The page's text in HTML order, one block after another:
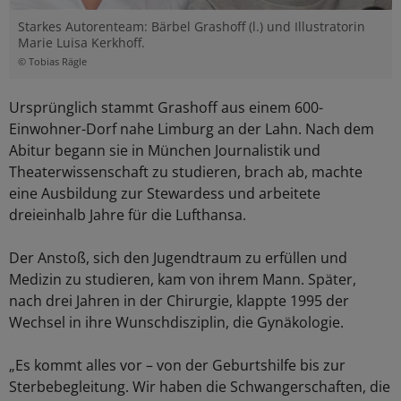
Starkes Autorenteam: Bärbel Grashoff (l.) und Illustratorin
Marie Luisa Kerkhoff.
© Tobias Rägle
Ursprünglich stammt Grashoff aus einem 600-
Einwohner-Dorf nahe Limburg an der Lahn. Nach dem
Abitur begann sie in München Journalistik und
Theaterwissenschaft zu studieren, brach ab, machte
eine Ausbildung zur Stewardess und arbeitete
dreieinhalb Jahre für die Lufthansa.
Der Anstoß, sich den Jugendtraum zu erfüllen und
Medizin zu studieren, kam von ihrem Mann. Später,
nach drei Jahren in der Chirurgie, klappte 1995 der
Wechsel in ihre Wunschdisziplin, die Gynäkologie.
„Es kommt alles vor – von der Geburtshilfe bis zur
Sterbebegleitung. Wir haben die Schwangerschaften, die